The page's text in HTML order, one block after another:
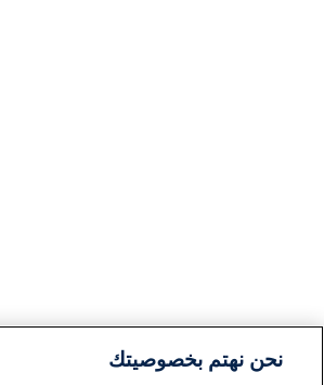
نحن نهتم بخصوصيتك